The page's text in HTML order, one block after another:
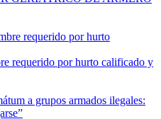
requerido por hurto calificado y